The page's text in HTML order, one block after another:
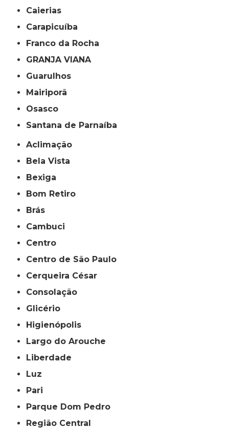
Caierias
Carapicuíba
Franco da Rocha
GRANJA VIANA
Guarulhos
Mairiporã
Osasco
Santana de Parnaíba
Aclimação
Bela Vista
Bexiga
Bom Retiro
Brás
Cambuci
Centro
Centro de São Paulo
Cerqueira César
Consolação
Glicério
Higienópolis
Largo do Arouche
Liberdade
Luz
Pari
Parque Dom Pedro
Região Central